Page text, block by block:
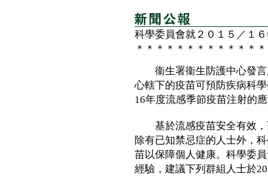
科學委員會就２０１５／１
＊＊＊＊＊＊＊＊＊＊＊＊
衞生署衞生防護中心發言
心轄下的疫苗可預防疾病科
16年度流感季節疫苗注射的
基於流感疫苗安全有效，
除有已知禁忌症的人士外，
苗以保障個人健康。科學委
經驗，建議下列群組人士於